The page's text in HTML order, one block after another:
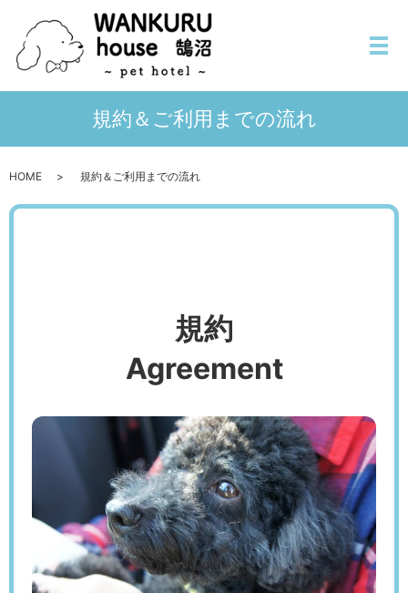
メ
規約＆ご利用までの流れ
HOME 規約＆ご利用までの流れ
規約
Agreement